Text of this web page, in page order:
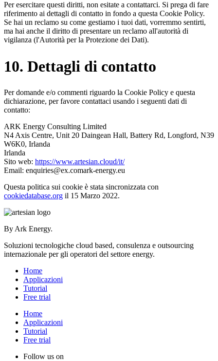
Per esercitare questi diritti, non esitate a contattarci. Si prega di fare
riferimento ai dettagli di contatto in fondo a questa Cookie Policy.
Se hai un reclamo su come gestiamo i tuoi dati, vorremmo sentirti,
ma hai anche il diritto di presentare un reclamo all'autorità di
vigilanza (l'Autorità per la Protezione dei Dati).
10. Dettagli di contatto
Per domande e/o commenti riguardo la Cookie Policy e questa
dichiarazione, per favore contattaci usando i seguenti dati di
contatto:
ARK Energy Consulting Limited
N4 Axis Centre, Unit 20 Daingean Hall, Battery Rd, Longford, N39
W6K0, Irlanda
Irlanda
Sito web: https://www.artesian.cloud/it/
Email: enquiries@ex.comark-energy.eu
Questa politica sui cookie è stata sincronizzata con
cookiedatabase.org il 15 Marzo 2022.
By Ark Energy.
Soluzioni tecnologiche cloud based, consulenza e outsourcing
internazionale per gli operatori del settore energy.
Home
Applicazioni
Tutorial
Free trial
Home
Applicazioni
Tutorial
Free trial
Follow us on